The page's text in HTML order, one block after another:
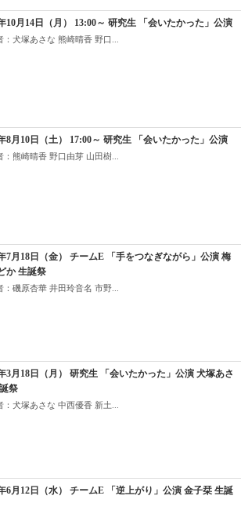
10月14日（月） 13:00～ 研究生 「会いたかった」公演
：犬塚あさな 熊崎晴香 野口...
8月10日（土） 17:00～ 研究生 「会いたかった」公演
：熊崎晴香 野口由芽 山田樹...
7月18日（金） チームE 「手をつなぎながら」公演 梅
か 生誕祭
：磯原杏華 井田玲音名 市野...
3月18日（月） 研究生 「会いたかった」公演 犬塚あさ
祭
：犬塚あさな 中西優香 新土...
6月12日（水） チームE 「逆上がり」公演 金子栞 生誕